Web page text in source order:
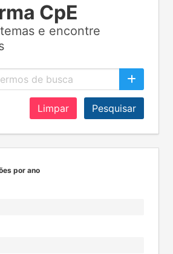
CpE
e encontre
Limpar Pesquisar
por ano